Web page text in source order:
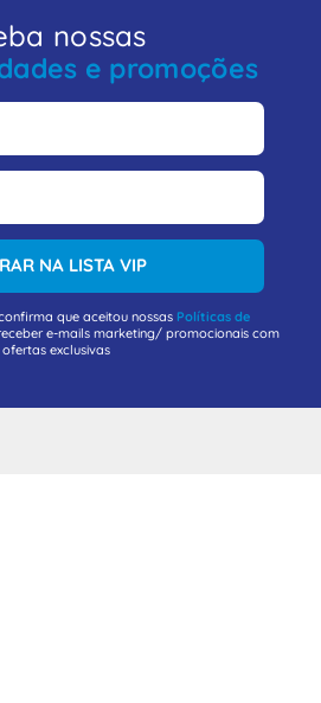
nossas
e promoções
NA LISTA VIP
que aceitou nossas Políticas de
e-mails marketing/ promocionais com
ofertas exclusivas